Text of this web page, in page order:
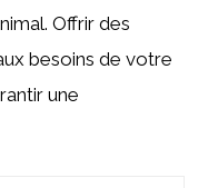
Offrir des
besoins de votre
une